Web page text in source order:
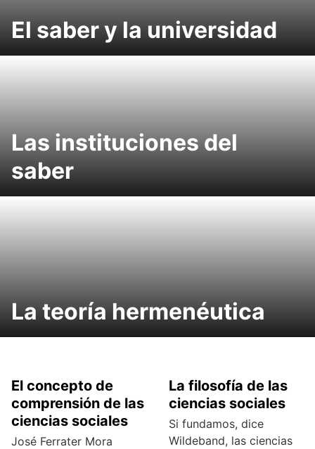
El saber y la universidad
Las instituciones del
saber
La teoría hermenéutica
El concepto de
comprensión de las
ciencias sociales
José Ferrater Mora
La filosofía de las
ciencias sociales
Si fundamos, dice
Wildeband, las ciencias